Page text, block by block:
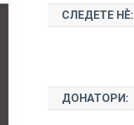
СЛЕДЕТЕ НЀ:
ДОНАТОРИ: